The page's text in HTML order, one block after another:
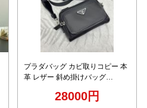
プラダバッグ カビ取りコピー 本
革 レザー 斜め掛けバッグ
28000円